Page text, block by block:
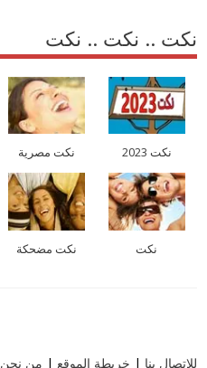
نكت .. نكت .. نكت
نكت 2023 نكت مصرية
نكت نكت مضحكة
للاتصال بنا | خريطة الموقع | من نحن